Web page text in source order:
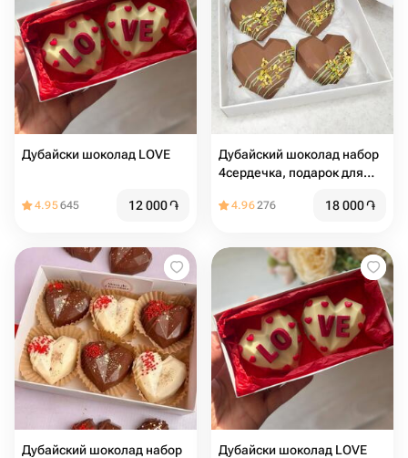
Дубайски шоколад LOVE
4.95645 12 000֏
Дубайский шоколад набор
4сердечка, подарок для
4.96276 18 000֏
Дубайский шоколад набор
Дубайски шоколад LOVE